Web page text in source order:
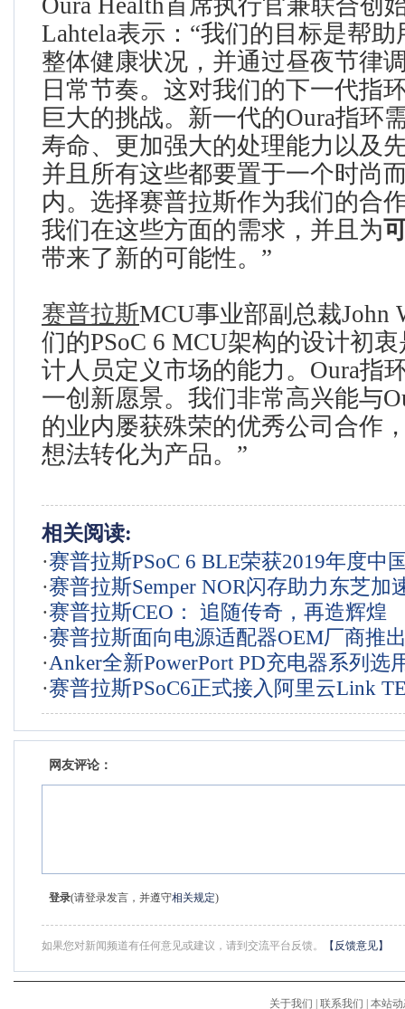
Oura Health首席执行官兼联合创
Lahtela表示：“我们的目标是帮
整体健康状况，并通过昼夜节律
日常节奏。这对我们的下一代指
巨大的挑战。新一代的Oura指环
寿命、更加强大的处理能力以及
并且所有这些都要置于一个时尚
内。选择赛普拉斯作为我们的合
我们在这些方面的需求，并且为
带来了新的可能性。”
赛普拉斯MCU事业部副总裁John
们的PSoC 6 MCU架构的设计初
计人员定义市场的能力。Oura指
一创新愿景。我们非常高兴能与
的业内屡获殊荣的优秀公司合作
想法转化为产品。”
相关阅读:
·赛普拉斯PSoC 6 BLE荣获2019年度中
创新奖
·赛普拉斯Semper NOR闪存助力东芝加
一代ADAS
·赛普拉斯CEO： 追随传奇，再造辉煌
·赛普拉斯面向电源适配器OEM厂商推
成的USB-C充电器解决方案，进一步巩
位
·Anker全新PowerPort PD充电器系列选
斯USB-C控制器
·赛普拉斯PSoC6正式接入阿里云Link
联网应用的安全设计
网友评论：
登录(请登录发言，并遵守相关规定)
如果您对新闻频道有任何意见或建议，请到交流平台反馈。 【反馈意见】
关于我们 联系我们 本站